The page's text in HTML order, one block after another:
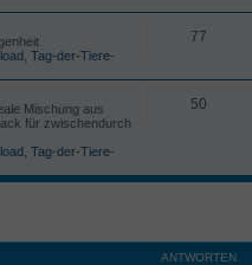
Tag-der-Tiere-
77
Mischung aus
für zwischendurch
Tag-der-Tiere-
50
ANTWORTEN